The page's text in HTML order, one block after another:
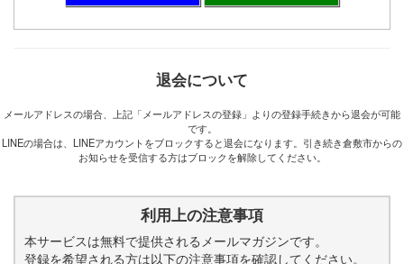
退会について
メールアドレスの場合、上記「メールアドレスの登録」よりの登録手続きから退会が可能
です。
LINEの場合は、LINEアカウントをブロックすると退会になります。引き続き倉敷市からの
お知らせを受信する方はブロックを解除してください。
利用上の注意事項
本サービスは無料で提供されるメールマガジンです。
登録を希望される方は以下の注意事項を確認してください。